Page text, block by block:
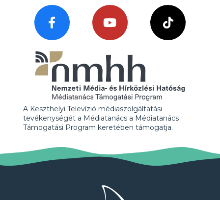
A Keszthelyi Televízió médiaszolgáltatási
tevékenységét a Médiatanács a Médiatanács
Támogatási Program keretében támogatja.